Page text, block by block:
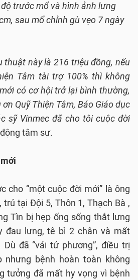
trước mổ và hình ảnh lưng
sau mổ chỉnh gù vẹo 7 ngày
thuật này là 216 triệu đồng, nếu
Tâm tài trợ 100% thì không
có cơ hội trở lại bình thường,
Quỹ Thiện Tâm, Báo Giáo dục
sỹ Vinmec đã cho tôi cuộc đời
tâm sự.
cho “một cuộc đời mới” là ông
trú tại Đội 5, Thôn 1, Thạch Bà ,
Tìn bị hẹp ống sống thắt lưng
đau lưng, tê bì 2 chân và mất
đã “vái tứ phương”, điều trị
bệnh hoàn toàn không
tưởng đã mất hy vọng vì bệnh